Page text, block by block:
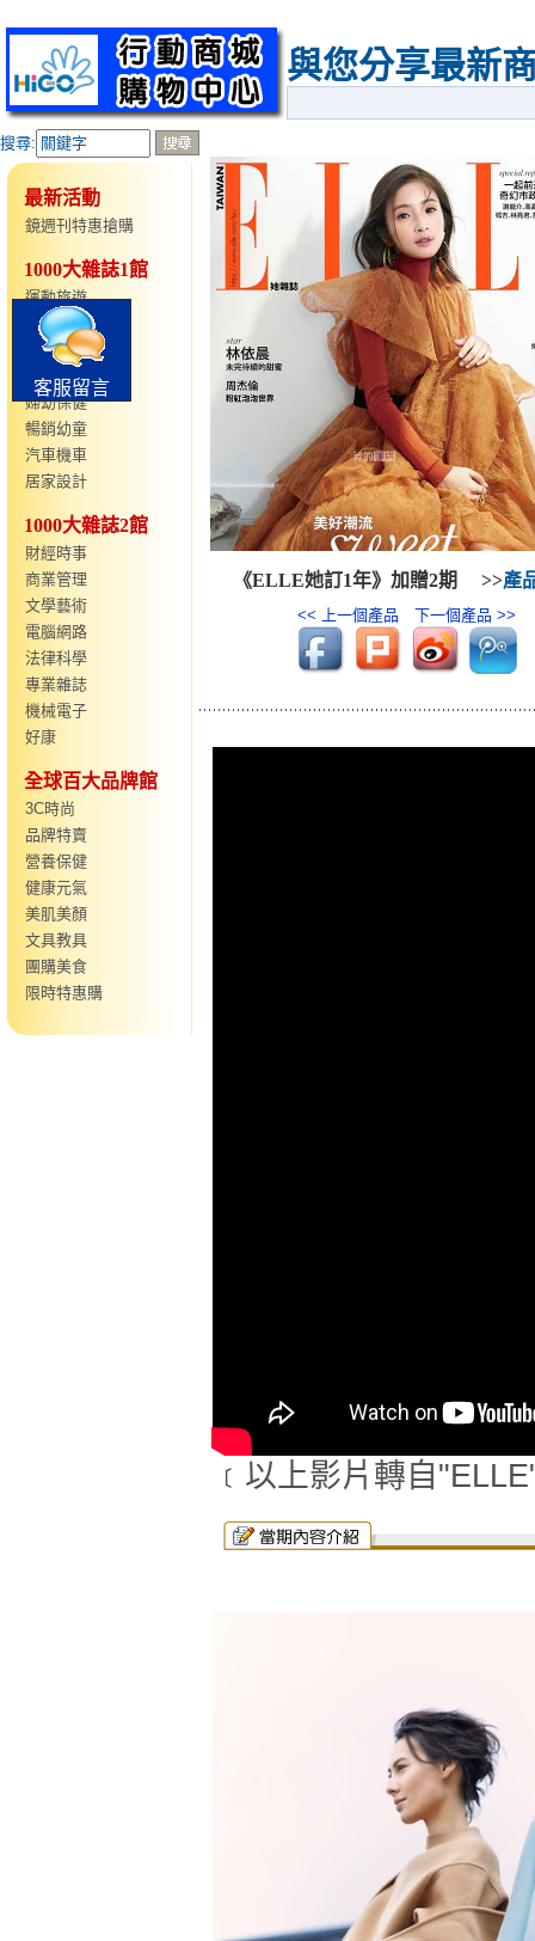
客服留言
與您分享最新
搜尋:
最新活動
鏡週刊特惠搶購
1000大雜誌1館
運動旅遊
仕女時尚
語言學習
型男時尚
婦幼保健
暢銷幼童
汽車機車
居家設計
1000大雜誌2館
財經時事
商業管理
文學藝術
電腦網路
法律科學
專業雜誌
機械電子
好康
全球百大品牌館
3C時尚
品牌特賣
營養保健
健康元氣
美肌美顏
文具教具
團購美食
限時特惠購
《ELLE她訂1年》加贈2期 >>產
<< 上一個產品 下一個產品 >>
﹝以上影片轉自